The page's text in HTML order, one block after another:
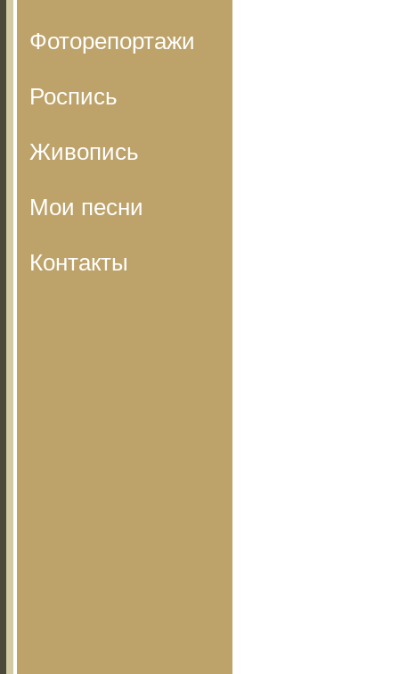
Фоторепортажи
Роспись
Живопись
Мои песни
Контакты